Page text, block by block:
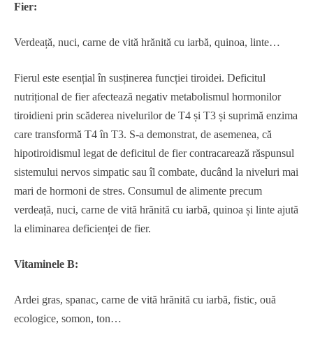
Fier:
Verdeață, nuci, carne de vită hrănită cu iarbă, quinoa, linte…
Fierul este esențial în susținerea funcției tiroidei. Deficitul
nutrițional de fier afectează negativ metabolismul hormonilor
tiroidieni prin scăderea nivelurilor de T4 și T3 și suprimă enzima
care transformă T4 în T3. S-a demonstrat, de asemenea, că
hipotiroidismul legat de deficitul de fier contracarează răspunsul
sistemului nervos simpatic sau îl combate, ducând la niveluri mai
mari de hormoni de stres. Consumul de alimente precum
verdeață, nuci, carne de vită hrănită cu iarbă, quinoa și linte ajută
la eliminarea deficienței de fier.
Vitaminele B:
Ardei gras, spanac, carne de vită hrănită cu iarbă, fistic, ouă
ecologice, somon, ton…